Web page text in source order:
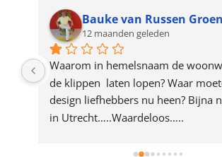
product
Bauke van Russen Groen
12 maanden geleden
Waarom in hemelsnaam de
de klippen  laten lopen? Waar
design liefhebbers nu heen? Bijna
in Utrecht…..Waardeloos…..